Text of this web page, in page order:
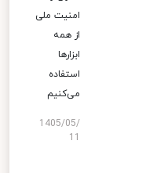
امنیت ملی
از همه
ابزارها
استفاده
می‌کنیم
1405/05/